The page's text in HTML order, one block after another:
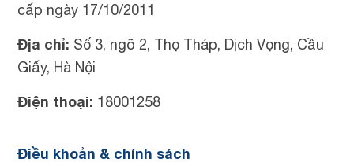
cấp ngày 17/10/2011
Địa chỉ: Số 3, ngõ 2, Thọ Tháp, Dịch Vọng, Cầu
Giấy, Hà Nội
Điện thoại: 18001258
Điều khoản & chính sách